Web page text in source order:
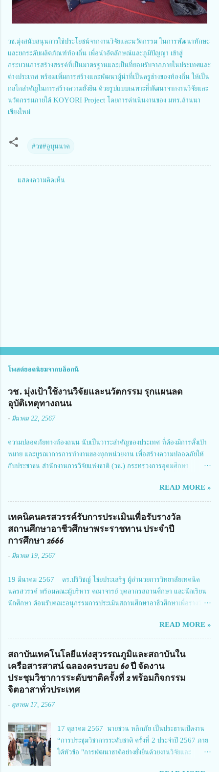
วช.มุ่งสนับสนุนการใช้ประโยชน์จากงานวิจัยและนวัตกรรม ในการพัฒนาทักษะ
และยกระดับผลิตภัณฑ์ท้องถิ่น เพื่อนำอัตลักษณ์และภูมิปัญญา เข้าสู่
กระบวนการสร้างสรรค์ที่เป็นมาตรฐานและเป็นที่ยอมรับจากภายในประเทศและ
ต่างประเทศ พร้อมเพิ่มการสร้างและพัฒนาผู้นำที่เป็นครูช่างของท้องถิ่น ให้เป็น
กลไกสำคัญในการสร้างความยั่งยืน ด้วยรูปแบบเฉพาะที่พัฒนาจากงานวิจัยและ
นวัตกรรมภายใต้ KOYORI Project โดยการดำเนินงานของ มทร.ล้านนา
เชียงใหม่
#​วช#อูบุนนาค
แสดงความคิดเห็น
โพสต์ยอดนิยมจากบล็อกนี้
วช. มุ่งเป้าใช้งานวิจัยและนวัตกรรม รุกแผนลด
อุบัติเหตุทางถนน
- มีนาคม 22, 2567
ความปลอดภัยทางท้องถนน นับเป็นวาระสำคัญของประเทศ ที่ต้องมีการตั้งเป้า
หมาย และบูรณาการการทำงานของทุกหน่วยงาน เพื่อสร้างความปลอดภัยให้
กับประชาชน สำนักงานการวิจัยแห่งชาติ (วช.) กระทรวงการอุดมศึกษา
สมาคมวิศวกรรมชีวการแพทย์ไทย จัดการประชุมเผยแพร่ผลการดำเนินงาน
โครงการการวิจัยเชิงปฏิบัติการโดยบูรณาการทุกภาคส่วน เพื่อลดอุบัติเหตุและ
การเสียชีวิตให้สอดคล้องกับเป้าหมายแผนแม่บทฉบับที่ 5 ในวันที่ 22 มีนาคม
2567 โดยมี ดร.วิภารัตน์ ดีอ่อง ผู้อำนวยการสำนักงานการวิจัยแห่งชาติ เป็น
ประธานในพิธีเปิดพร้อมให้นโยบายการผลักดันงานวิจัยเพื่อความปลอดภัยทาง
การประชุมในครั้งนี้ นางสาวสตตกมล เกียรติพานิช ผู้อำนวยการกองบริหารทุน
Richmond Stylish Convention Hotel จังหวัดนนทบุรี ดร.วิภารัตน์ ดีอ่อง
ผู้อำนวยการสำนักงานการวิจัยแห่งชาติ กล่าวว่า วช. ในฐานะหน่วยงานบริหาร
จัดการทุนวิจัยและนวัตกรรมได้เล็งเห็นถึงความสำคัญของกา...
READ MORE »
เทคนิคนครสวรรค์รับการประเมินเพื่อรับรางวัล
สถานศึกษาอาชีวศึกษาพระราชทาน ประจำปี
การศึกษา 2666
- มีนาคม 19, 2567
19 มีนาคม 2567 ดร.ปริวิชญ์ ไชยประเสริฐ ผู้อำนวยการวิทยาลัยเทคนิค
นครสวรรค์ พร้อมคณะผู้บริหาร คณาจารย์ บุคลากรสถานศึกษา และนักเรียน
นักศึกษา ต้อนรับคณะอนุกรรมการประเมินสถานศึกษาอาชีวศึกษาเพื่อรางวัล
นายจักรภพ เนวะมาตย์ ผู้อำนวยการวิทยาลัยเทคนิคตาก ประธานคณะอนุกร
รมการฯ 1.นายวณิชา คณะใน ผู้ทรงคุณวุฒิ 2.นายภัทธาวุธ โพธา ผู้อำนวย
การวิทยาลัยสารพัดช่างกำแพงเพชร 3.นางสาวหัตถาภรณ์ เสาร์เรือน ผู้อำนวย
การวิทยาลัยการอาชีพบ้านตาก 4.นางเพ็ญศรี ขุนทอง ผู้อำนวยการวิทยาลัย
การอาชีพรัตนประสิทธิ์วิทย์ 5.นายธเนศ คงวังทอง ผู้อำนวยการวิทยาลัย
เกษตรและเทคโนโลยีพิจิตร 6.นายชัยณรงค์ คชมาตย์ ผู้อำนวยการวิทยาลัย
8.นายณัฐกฤต ภูทวี รองผู้อำนวยการวิทยาลัยเทคนิคตาก นายจักรภพ กล่าว
ยาวนาน มีบุคลากร นักเรียน นักศึกษาจำนวนมาก ต้องการควา...
READ MORE »
สถาบันเทคโนโลยีแห่งสุวรรณภูมิและสถาบันใน
เครือสารสาสน์ ฉลองครบรอบ 60 ปี จัดงาน
ประชุมวิชาการระดับชาติครั้งที่ 2 พร้อมกิจกรรม
จิตอาสาทั่วประเทศ
- ตุลาคม 17, 2567
17 ตุลาคม 2567 นายชวน หลีกภัย เป็นประธานเปิดงาน
“การประชุมวิชาการระดับชาติ ครั้งที่ 2 ประจำปี 2567 ภาย
ใต้หัวข้อ "การพัฒนาชาติอย่างยั่งยืนด้วยงานวิจัยและ